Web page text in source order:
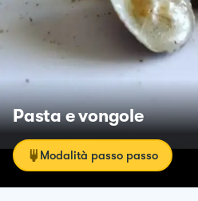
Pasta e vongole
Modalità passo passo